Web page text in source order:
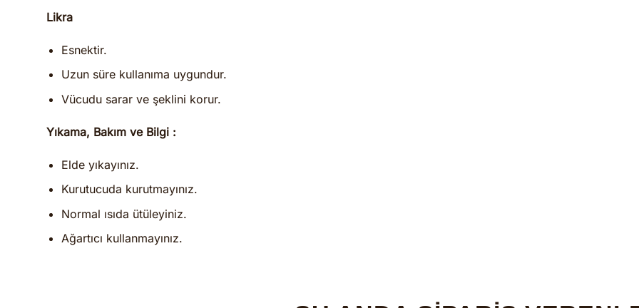
Likra
Esnektir.
Uzun süre kullanıma uygundur.
Vücudu sarar ve şeklini korur.
Yıkama, Bakım ve Bilgi :
Elde yıkayınız.
Kurutucuda kurutmayınız.
Normal ısıda ütüleyiniz.
Ağartıcı kullanmayınız.